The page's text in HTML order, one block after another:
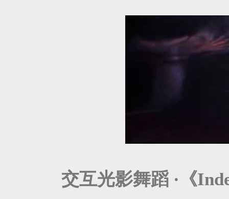
交互光影舞蹈 ·《